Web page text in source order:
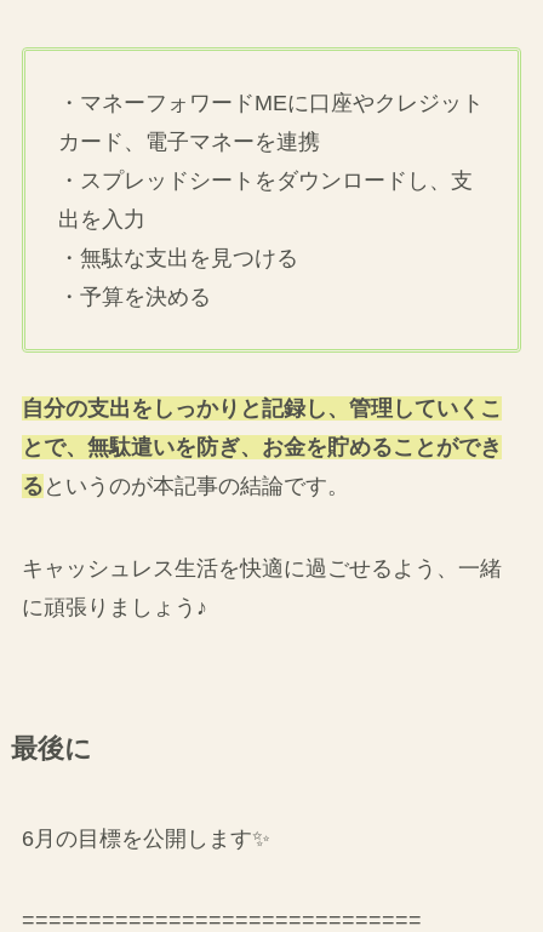
・マネーフォワードMEに口座やクレジット
カード、電子マネーを連携
・スプレッドシートをダウンロードし、支
出を入力
・無駄な支出を見つける
・予算を決める
自分の支出をしっかりと記録し、管理していくこ
とで、無駄遣いを防ぎ、お金を貯めることができ
る というのが本記事の結論です。
キャッシュレス生活を快適に過ごせるよう、一緒
に頑張りましょう♪
最後に
6月の目標を公開します✨
==============================